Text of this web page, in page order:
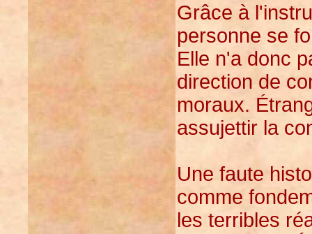
Grâce à
personne se
Elle n'a donc
direction de
moraux.
assujettir la
Une faute
comme
les terribles